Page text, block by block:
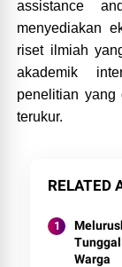
assistance
menyediakan
riset ilmiah
akademik
penelitian yang
terukur.
RELATED
Warga